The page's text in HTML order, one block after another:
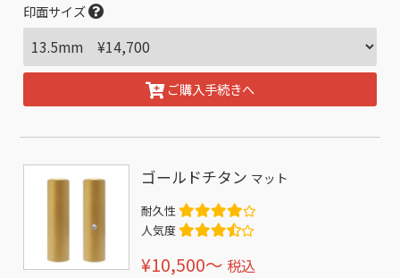
印面サイズ
ご購入手続きへ
ゴールドチタン マット
耐久性
人気度
¥10,500〜 税込